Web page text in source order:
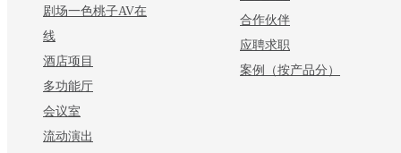
剧场一色桃子AV在
线
酒店项目
多功能厅
会议室
流动演出
合作伙伴
应聘求职
案例（按产品分）